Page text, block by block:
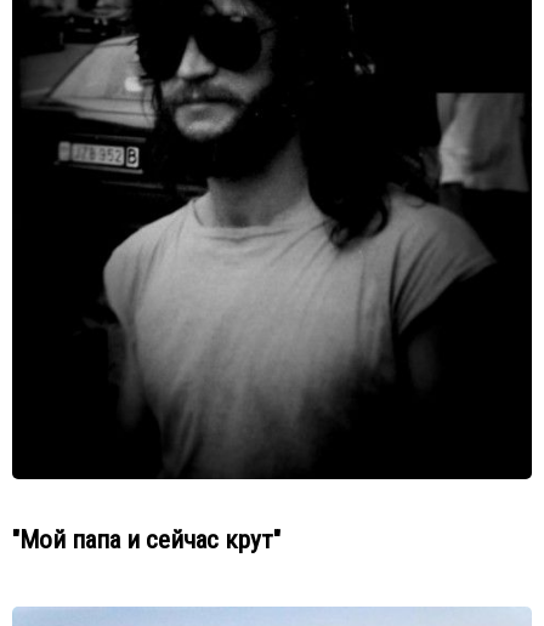
"Мой папа и сейчас крут"